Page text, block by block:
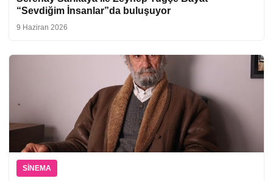
“Sevdiğim İnsanlar”da buluşuyor
9 Haziran 2026
SINEMA